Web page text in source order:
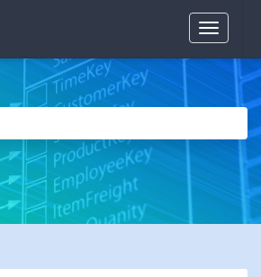
Toggle
navigation